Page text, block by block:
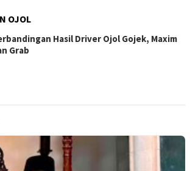
OJOL
Hasil Driver Ojol Gojek, Maxim
Grab